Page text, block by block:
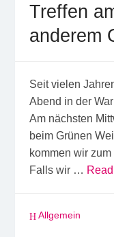
Treffen
anderem
Seit vielen
Abend in der
Am nächsten
beim Grünen
kommen wir
Falls wir …
Allgemein